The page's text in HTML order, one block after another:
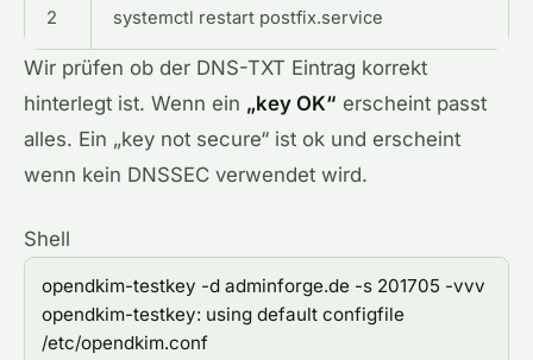
2
systemctl restart postfix.service
Wir prüfen ob der DNS-TXT Eintrag korrekt
hinterlegt ist. Wenn ein „key OK“ erscheint passt
alles. Ein „key not secure“ ist ok und erscheint
wenn kein DNSSEC verwendet wird.
Shell